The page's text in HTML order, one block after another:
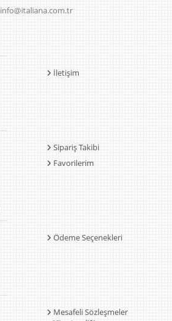
info@italiana.com.tr
İletişim
Sipariş Takibi
Favorilerim
Ödeme Seçenekleri
Mesafeli Sözleşmeler